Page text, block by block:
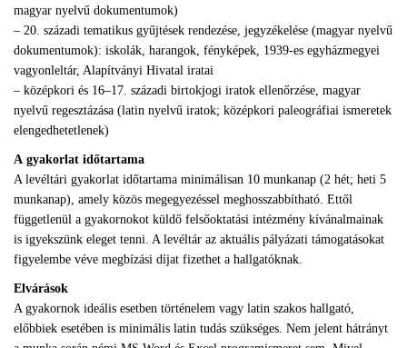
magyar nyelvű dokumentumok)
– 20. századi tematikus gyűjtések rendezése, jegyzékelése (magyar nyelvű
doku­mentumok): iskolák, harangok, fényképek, 1939-es egyházmegyei
vagyonleltár, Alapítványi Hivatal iratai
– középkori és 16–17. századi birtokjogi iratok ellenőrzése, magyar
nyelvű regesztázása (latin nyelvű iratok; középkori paleográfiai ismeretek
elengedhetetlenek)
A gyakorlat időtartama
A levéltári gyakorlat időtartama minimálisan 10 munkanap (2 hét; heti 5
munkanap), amely közös megegyezéssel meghosszabbítható. Ettől
függetlenül a gyakornokot küldő felsőoktatási intézmény kívánalmainak
is igyekszünk eleget tenni. A levéltár az aktuális pályázati támogatásokat
figyelembe véve megbízási díjat fizethet a hallgatóknak.
Elvárások
A gyakornok ideális esetben történelem vagy latin szakos hallgató,
előbbiek esetében is minimális latin tudás szükséges. Nem jelent hátrányt